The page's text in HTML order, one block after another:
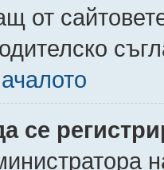
от
се